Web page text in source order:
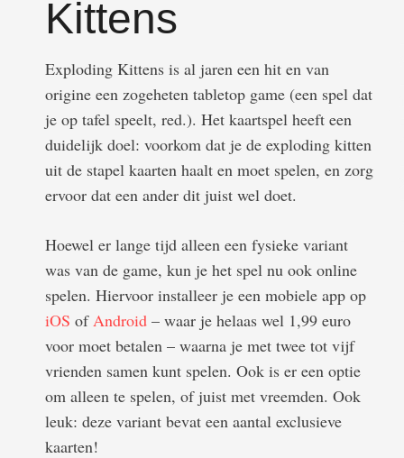
Kittens
Exploding Kittens is al jaren een hit en van
origine een zogeheten tabletop game (een spel dat
je op tafel speelt, red.). Het kaartspel heeft een
duidelijk doel: voorkom dat je de exploding kitten
uit de stapel kaarten haalt en moet spelen, en zorg
ervoor dat een ander dit juist wel doet.
Hoewel er lange tijd alleen een fysieke variant
was van de game, kun je het spel nu ook online
spelen. Hiervoor installeer je een mobiele app op
iOS of Android – waar je helaas wel 1,99 euro
voor moet betalen – waarna je met twee tot vijf
vrienden samen kunt spelen. Ook is er een optie
om alleen te spelen, of juist met vreemden. Ook
leuk: deze variant bevat een aantal exclusieve
kaarten!